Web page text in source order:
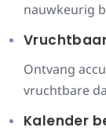
nauwkeurig
Ontvang
vruchtbare
Kalender